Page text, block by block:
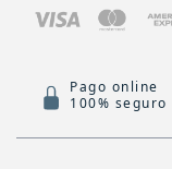
Pago online
100% seguro